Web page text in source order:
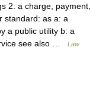
2: a charge, payment,
standard: as a: a
a public utility b: a
see also …
Law